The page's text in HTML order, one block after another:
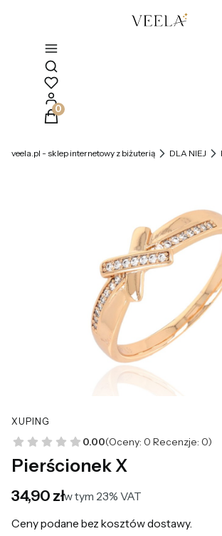
Otwórz wyszukiwarkę
Produkty w koszyku: 0. Zobacz
veela.pl - sklep internetowy z biżuterią DLA NIEJ
XUPING
0.00(Oceny: 0 Recenzje: 0)
Pierścionek X
Cena
34,90 złw tym 23% VAT
w tym 23% VAT
Ceny podane bez kosztów dostawy.